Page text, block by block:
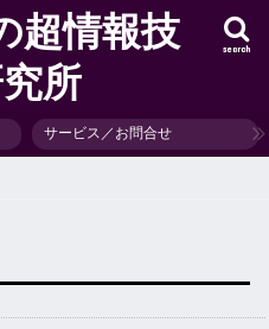
超情報技
所
search
サービス／お問合せ